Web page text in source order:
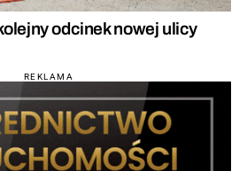
odcinek nowej ulicy
REKLAMA